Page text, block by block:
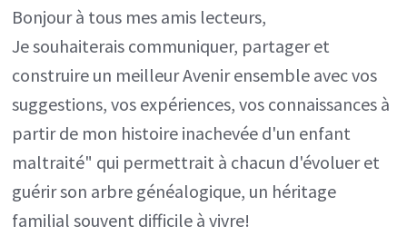
Bonjour à tous mes amis lecteurs,
Je souhaiterais communiquer, partager et
construire un meilleur Avenir ensemble avec vos
suggestions, vos expériences, vos connaissances à
partir de mon histoire inachevée d'un enfant
maltraité" qui permettrait à chacun d'évoluer et
guérir son arbre généalogique, un héritage
familial souvent difficile à vivre!